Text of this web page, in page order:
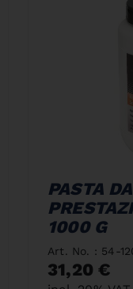
PASTA
1000 G
Art. No. : 54-
31,20 €